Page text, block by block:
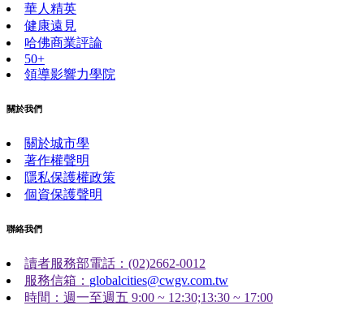
華人精英
健康遠見
哈佛商業評論
50+
領導影響力學院
關於我們
關於城市學
著作權聲明
隱私保護權政策
個資保護聲明
聯絡我們
讀者服務部電話：(02)2662-0012
服務信箱： globalcities@cwgv.com.tw
時間：週一至週五 9:00 ~ 12:30;13:30 ~ 17:00